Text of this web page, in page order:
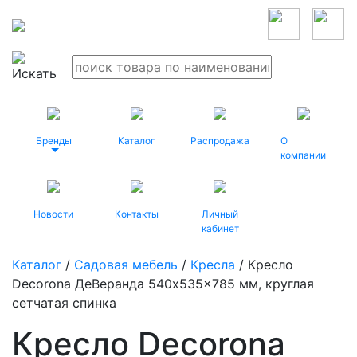
Бренды Каталог Распродажа
О
компании
Новости Контакты
Личный
кабинет
Каталог / Садовая мебель / Кресла / Кресло
Decorona ДеВеранда 540x535x785 мм, круглая
сетчатая спинка
Кресло Decorona